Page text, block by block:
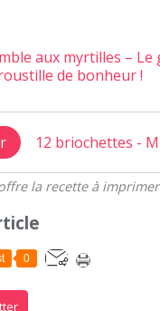
la recette à imprimer
0